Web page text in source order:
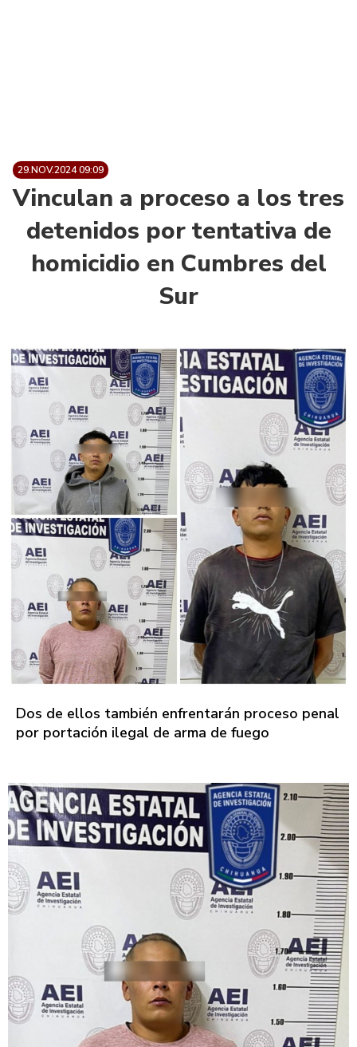
29.NOV.2024 09:09
Vinculan a proceso a los tres
detenidos por tentativa de
homicidio en Cumbres del
Sur
Dos de ellos también enfrentarán proceso penal
por portación ilegal de arma de fuego